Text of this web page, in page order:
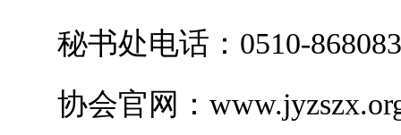
秘书处电话： 0510-
协会官网：